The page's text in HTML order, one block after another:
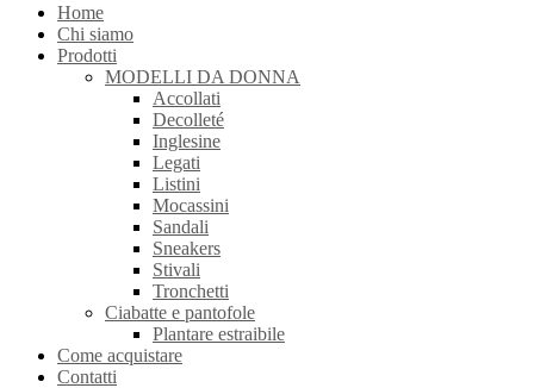
Home
Chi siamo
Prodotti
MODELLI DA DONNA
Accollati
Decolleté
Inglesine
Legati
Listini
Mocassini
Sandali
Sneakers
Stivali
Tronchetti
Ciabatte e pantofole
Plantare estraibile
Come acquistare
Contatti